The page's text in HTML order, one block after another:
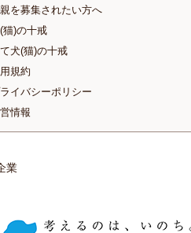
を募集されたい方へ
猫)の十戒
犬(猫)の十戒
規約
イバシーポリシー
情報
業